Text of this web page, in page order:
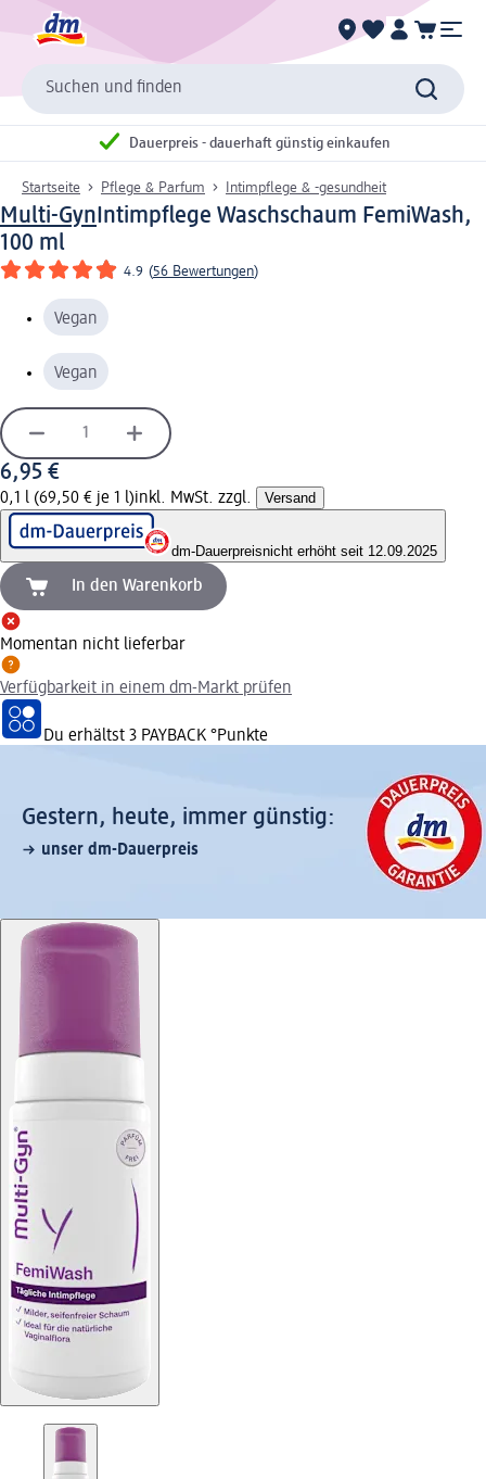
Suchen und finden
Dauerpreis - dauerhaft günstig einkaufen
Startseite Pflege & Parfum Intimpflege & -gesundheit
Multi-Gyn Intimpflege Waschschaum FemiWash,
100 ml
4.9 (56 Bewertungen)
Vegan
Vegan
6,95 €
0,1 l (69,50 € je 1 l)inkl. MwSt. zzgl. Versand
dm-Dauerpreisnicht erhöht seit 12.09.2025
In den Warenkorb
Momentan nicht lieferbar
Verfügbarkeit in einem dm-Markt prüfen
Du erhältst 3 PAYBACK °Punkte
Gestern, heute, immer günstig:
unser dm-Dauerpreis